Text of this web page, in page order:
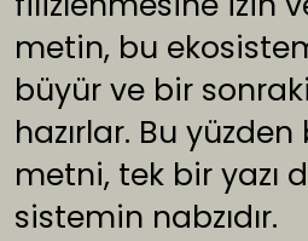
metin, bu
büyür ve bir
hazırlar. Bu
metni, tek bir yazı
sistemin nabzıdır.